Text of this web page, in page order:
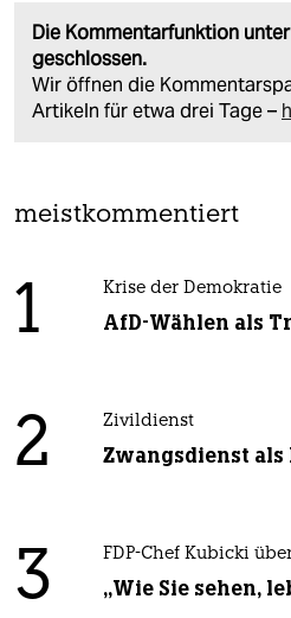
Die Kommentarfunktion
geschlossen.
Wir öffnen die
Artikeln für etwa drei Tage –
meistkommentiert
1 Krise der Demokratie
AfD-Wählen als
2 Zivildienst
Zwangsdienst als
3 FDP-Chef Kubicki
„Wie Sie sehen,